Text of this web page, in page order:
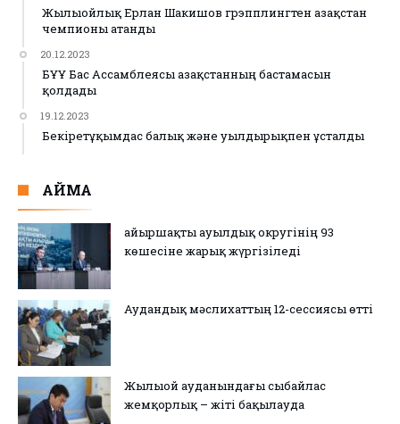
Жылыойлық Ерлан Шакишов грэпплингтен Қазақстан
чемпионы атанды
20.12.2023
БҰҰ Бас Ассамблеясы Қазақстанның бастамасын
қолдады
19.12.2023
Бекіретұқымдас балық және уылдырықпен ұсталды
АЙМАҚ
Қайыршақты ауылдық округінің 93
көшесіне жарық жүргізіледі
Аудандық мәслихаттың 12-сессиясы өтті
Жылыой ауданындағы сыбайлас
жемқорлық – жіті бақылауда